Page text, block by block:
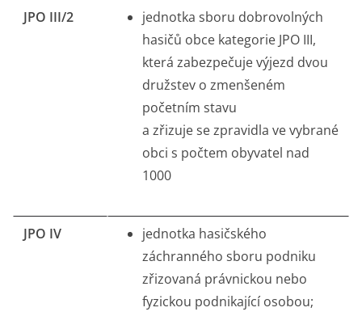
JPO III/2
jednotka sboru dobrovolných
hasičů obce kategorie JPO III,
která zabezpečuje výjezd dvou
družstev o zmenšeném
početním stavu
a zřizuje se zpravidla ve vybrané
obci s počtem obyvatel nad
1000
JPO IV
jednotka hasičského
záchranného sboru podniku
zřizovaná právnickou nebo
fyzickou podnikající osobou;